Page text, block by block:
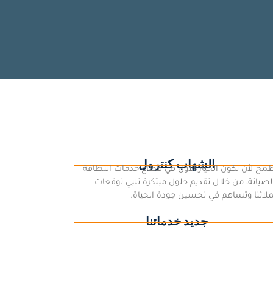
الشهاب كنترول
لأن نكون الخيار الأول في قطاع خدمات النظافة
من خلال تقديم حلول مبتكرة تلبي توقعات
وتساهم في تحسين جودة الحياة.
جديد خدماتنا